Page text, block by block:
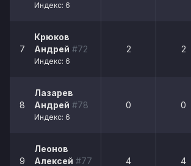
Индекс: 6
7
Крюков
Андрей #72
Индекс: 6
2 2
8
Лазарев
Андрей #78
Индекс: 6
0 0
9
Леонов
Алексей #77 4 4